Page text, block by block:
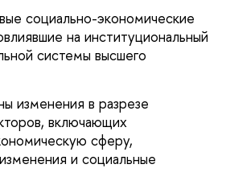
социально-экономические
на институциональный
системы высшего
изменения в разрезе
включающих
сферу,
и социальные